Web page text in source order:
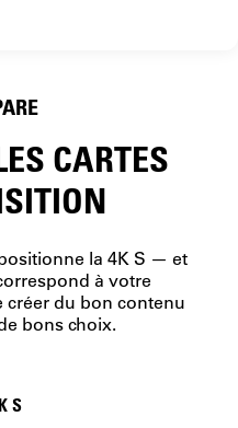
CARTES
la 4K S — et
à votre
du bon contenu
bons choix.
S